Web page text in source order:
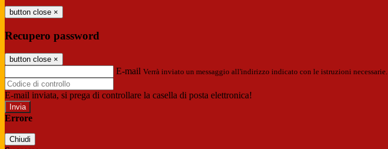
button close ×
Recupero password
button close ×
E-mail Verrà inviato un messaggio all'indirizzo indicato con le istruzioni necessarie.
E-mail inviata, si prega di controllare la casella di posta elettronica!
Errore
Chiudi